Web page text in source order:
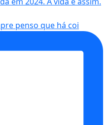
penso que há coi